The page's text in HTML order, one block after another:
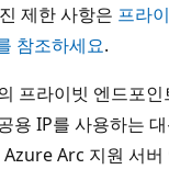
제한 사항은 프라
참조하세요.
프라이빗 엔드포
용 IP를 사용하는
Arc 지원 서